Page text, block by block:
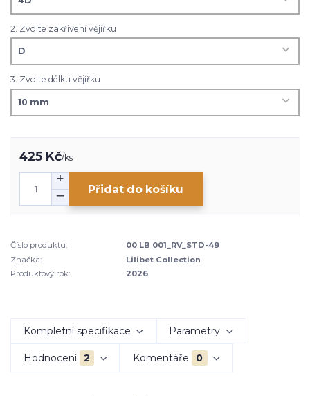
2. Zvolte zakřivení vějířku
3. Zvolte délku vějířku
425 Kč/ks
Přidat do košíku
Číslo produktu:
00 LB 001_RV_STD-49
Značka:
Lilibet Collection
Produktový rok:
2026
Kompletní specifikace Parametry
Hodnocení 2 Komentáře 0